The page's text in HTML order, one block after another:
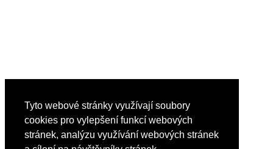
Tyto webové stránky využívají soubory
cookies pro vylepšení funkcí webových
stránek, analýzu využívání webových stránek